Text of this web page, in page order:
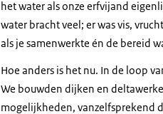
het water als onze erfvijand
water bracht veel; er was vis,
als je samenwerkte én de bereid
Hoe anders is het nu. In de loop
We bouwden dijken en
mogelijkheden, vanzelfsprekend